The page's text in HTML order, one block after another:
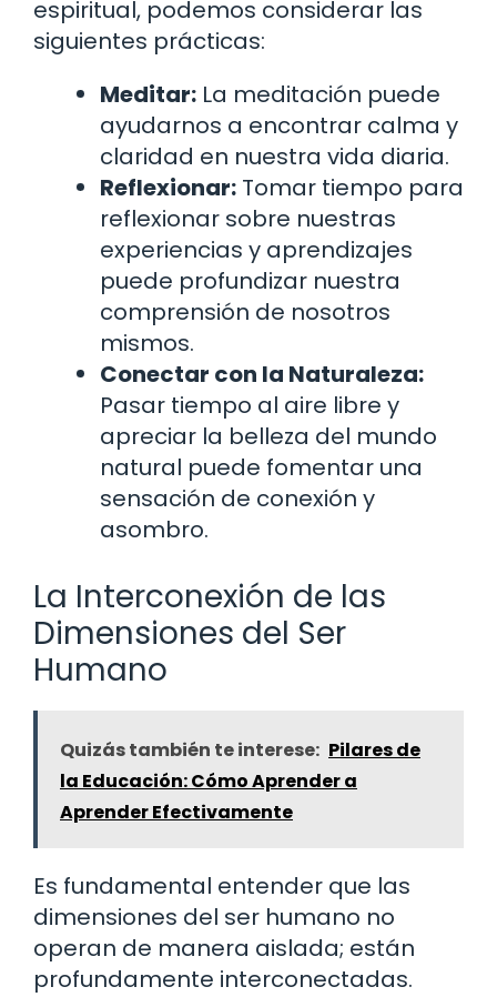
espiritual, podemos considerar las
siguientes prácticas:
Meditar: La meditación puede
ayudarnos a encontrar calma y
claridad en nuestra vida diaria.
Reflexionar: Tomar tiempo para
reflexionar sobre nuestras
experiencias y aprendizajes
puede profundizar nuestra
comprensión de nosotros
mismos.
Conectar con la Naturaleza:
Pasar tiempo al aire libre y
apreciar la belleza del mundo
natural puede fomentar una
sensación de conexión y
asombro.
La Interconexión de las
Dimensiones del Ser
Humano
Quizás también te interese: Pilares de
la Educación: Cómo Aprender a
Aprender Efectivamente
Es fundamental entender que las
dimensiones del ser humano no
operan de manera aislada; están
profundamente interconectadas.